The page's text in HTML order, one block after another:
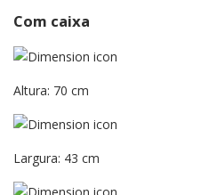
Com caixa
Altura: 70 cm
Largura: 43 cm